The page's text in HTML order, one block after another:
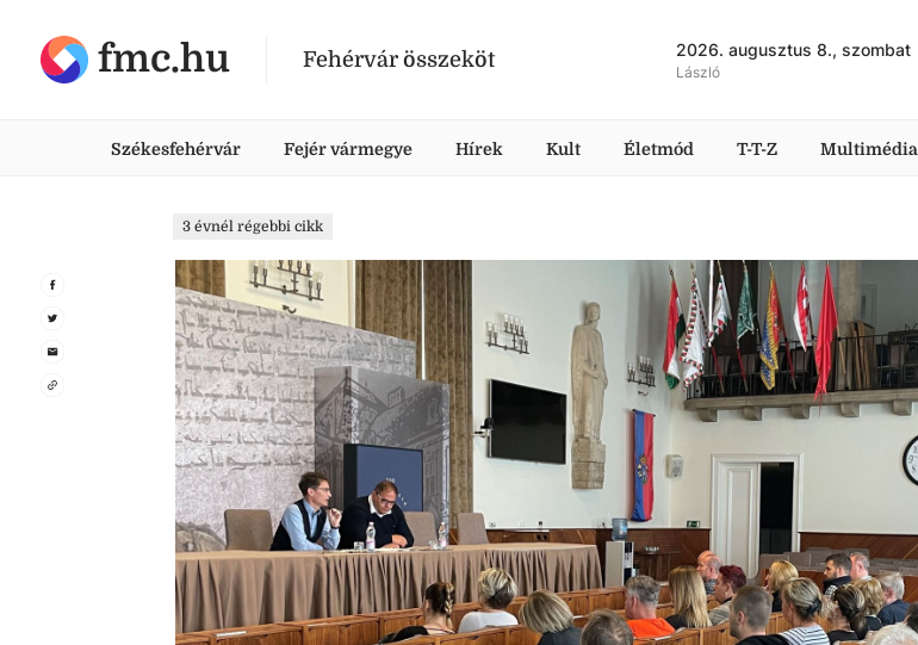
fmc.hu Fehérvár összeköt 2026. augusztus 8., szombat
László
Székesfehérvár Fejér vármegye Hírek Kult Életmód T-T-Z Multimédia
3 évnél régebbi cikk